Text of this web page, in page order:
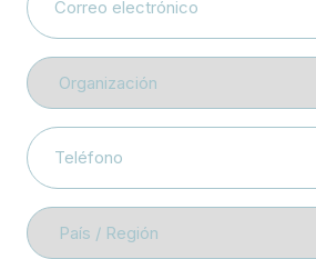
electrónico
Organización
Teléfono
País
/